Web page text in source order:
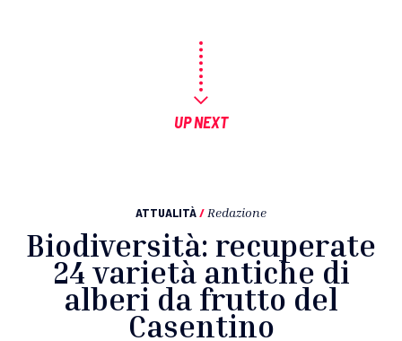
UP NEXT
ATTUALITÀ/ Redazione
Biodiversità: recuperate
24 varietà antiche di
alberi da frutto del
Casentino